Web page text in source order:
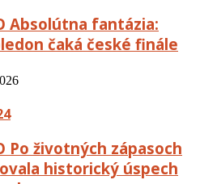
Absolútna fantázia:
čaká české finále
Po životných zápasoch
historický úspech